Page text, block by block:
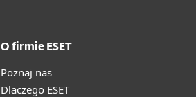
O firmie ESET
Poznaj nas
Dlaczego ESET